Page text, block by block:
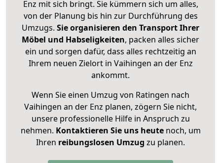
Enz mit sich bringt. Sie kümmern sich um alles,
von der Planung bis hin zur Durchführung des
Umzugs. Sie organisieren den Transport Ihrer
Möbel und Habseligkeiten, packen alles sicher
ein und sorgen dafür, dass alles rechtzeitig an
Ihrem neuen Zielort in Vaihingen an der Enz
ankommt.
Wenn Sie einen Umzug von Ratingen nach
Vaihingen an der Enz planen, zögern Sie nicht,
unsere professionelle Hilfe in Anspruch zu
nehmen. Kontaktieren Sie uns heutenoch, um
Ihren reibungslosen Umzug zu planen.